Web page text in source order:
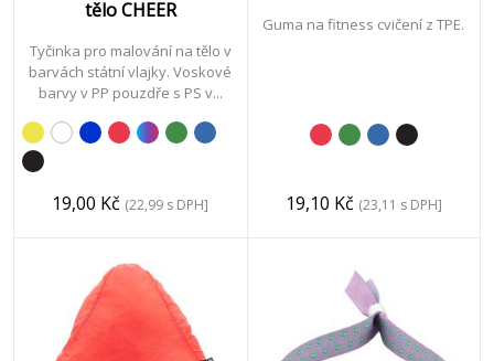
tělo CHEER
Tyčinka pro malování na tělo v
barvách státní vlajky. Voskové
barvy v PP pouzdře s PS v...
19,00 Kč (22,99 s DPH]
Guma na fitness cvičení z TPE.
19,10 Kč (23,11 s DPH]